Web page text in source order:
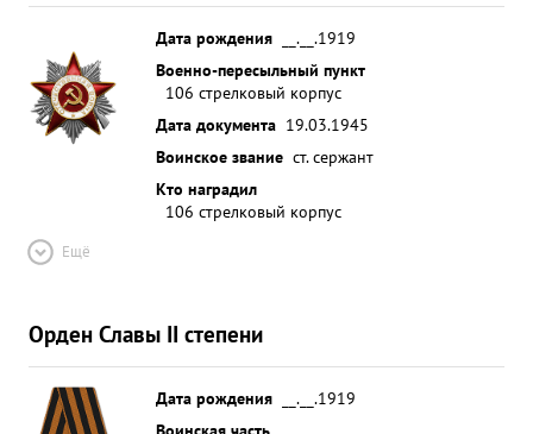
Дата рождения
__.__.1919
Военно-пересыльный пункт
106 стрелковый корпус
Дата документа 19.03.1945
Воинское звание ст. сержант
Кто наградил
106 стрелковый корпус
Ещё
Орден Славы II степени
Дата рождения
__.__.1919